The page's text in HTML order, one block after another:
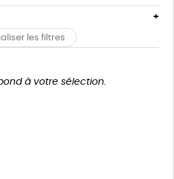
PETA approuved vegan
les filtres
à votre sélection.